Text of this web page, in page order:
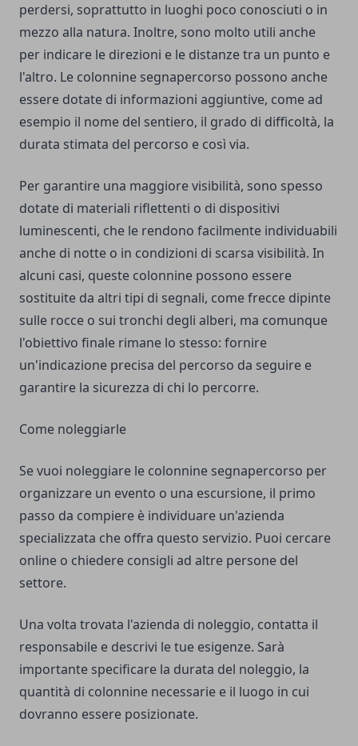
perdersi, soprattutto in luoghi poco conosciuti o in
mezzo alla natura. Inoltre, sono molto utili anche
per indicare le direzioni e le distanze tra un punto e
l'altro. Le colonnine segnapercorso possono anche
essere dotate di informazioni aggiuntive, come ad
esempio il nome del sentiero, il grado di difficoltà, la
durata stimata del percorso e così via.
Per garantire una maggiore visibilità, sono spesso
dotate di materiali riflettenti o di dispositivi
luminescenti, che le rendono facilmente individuabili
anche di notte o in condizioni di scarsa visibilità. In
alcuni casi, queste colonnine possono essere
sostituite da altri tipi di segnali, come frecce dipinte
sulle rocce o sui tronchi degli alberi, ma comunque
l'obiettivo finale rimane lo stesso: fornire
un'indicazione precisa del percorso da seguire e
garantire la sicurezza di chi lo percorre.
Come noleggiarle
Se vuoi noleggiare le colonnine segnapercorso per
organizzare un evento o una escursione, il primo
passo da compiere è individuare un'azienda
specializzata che offra questo servizio. Puoi cercare
online o chiedere consigli ad altre persone del
settore.
Una volta trovata l'azienda di noleggio, contatta il
responsabile e descrivi le tue esigenze. Sarà
importante specificare la durata del noleggio, la
quantità di colonnine necessarie e il luogo in cui
dovranno essere posizionate.